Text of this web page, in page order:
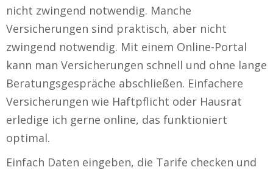
nicht zwingend notwendig. Manche
Versicherungen sind praktisch, aber nicht
zwingend notwendig. Mit einem Online-Portal
kann man Versicherungen schnell und ohne lange
Beratungsgespräche abschließen. Einfachere
Versicherungen wie Haftpflicht oder Hausrat
erledige ich gerne online, das funktioniert
optimal.
Einfach Daten eingeben, die Tarife checken und